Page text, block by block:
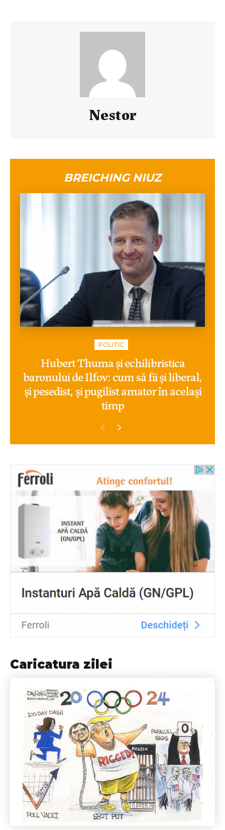
Nestor
BREICHING NIUZ
POLITIC
Hubert Thuma și echilibristica
baronului de Ilfov: cum să fii și liberal,
și pesedist, și pugilist amator în același
timp
Caricatura zilei